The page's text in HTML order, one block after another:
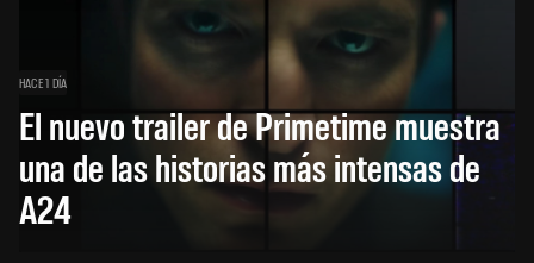
HACE 1 DÍA
El nuevo trailer de Primetime muestra
una de las historias más intensas de
A24